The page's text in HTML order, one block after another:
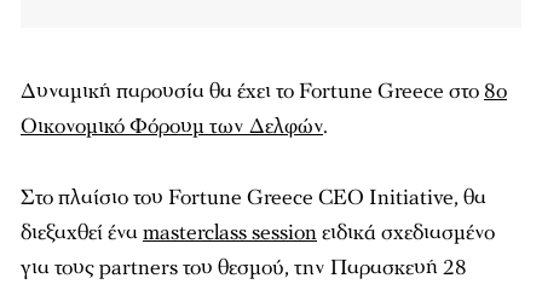
Δυναμική παρουσία θα έχει το Fortune Greece στο 8ο
Οικονομικό Φόρουμ των Δελφών.
Στο πλαίσιο του Fortune Greece CEO Initiative, θα
διεξαχθεί έναmasterclass sessionειδικά σχεδιασμένο
για τους partners του θεσμού, την Παρασκευή 28